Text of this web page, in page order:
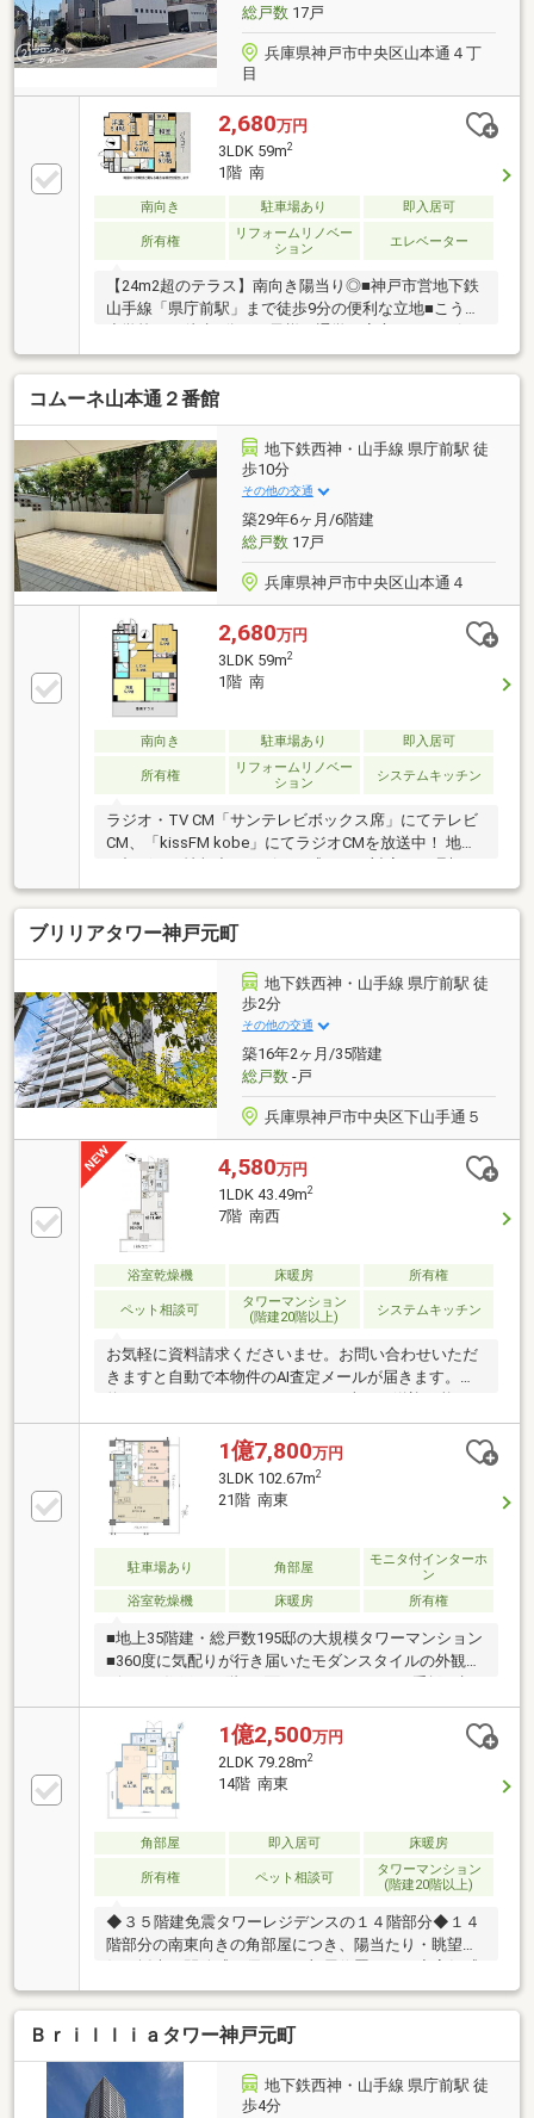
総戸数17戸
兵庫県神戸市中央区山本通４丁
目
2,680万円
3LDK 59m2
1階 南
南向き 駐車場あり 即入居可
所有権
リフォームリノベー
ション
エレベーター
【24m2超のテラス】南向き陽当り◎■神戸市営地下鉄
山手線「県庁前駅」まで徒歩9分の便利な立地■こうべ
線利用可能でお出かけや通勤に助かります
コムーネ山本通２番館
地下鉄西神・山手線 県庁前駅 徒
歩10分
その他の交通
築29年6ヶ月/6階建
総戸数17戸
兵庫県神戸市中央区山本通４
2,680万円
3LDK 59m2
1階 南
南向き 駐車場あり 即入居可
所有権
リフォームリノベー
ション
システムキッチン
ラジオ・TV CM「サンテレビボックス席」にてテレビ
CM、「kissFM kobe」にてラジオCMを放送中！ 地域
住まい探しをサポート致します♪
ブリリアタワー神戸元町
地下鉄西神・山手線 県庁前駅 徒
歩2分
その他の交通
築16年2ヶ月/35階建
総戸数-戸
兵庫県神戸市中央区下山手通５
4,580万円
1LDK 43.49m2
7階 南西
浴室乾燥機 床暖房 所有権
ペット相談可
タワーマンション
(階建20階以上)
システムキッチン
お気軽に資料請求くださいませ。お問い合わせいただ
きますと自動で本物件のAI査定メールが届きます。予
す！ご相談ください。＜POINT＞・地下鉄「県庁前」
駅徒歩２分、ＪＲ「元町」駅も徒歩７分で複数路線利
用可能です・３５階建タワーマンションの７階部分、
南西向きで採光・通風良好な１ＬＤＫです・スカイラ
ウンジやゲストルームなど、タワーマンションならで
はの共用施設が充実・床暖房やディスポーザー、ゴミ
ドラムなど、快適な都市生活を支える設備が揃います
1億7,800万円
3LDK 102.67m2
21階 南東
駐車場あり 角部屋
モニタ付インターホ
ン
浴室乾燥機
床暖房 所有権
■地上35階建・総戸数195邸の大規模タワーマンション
■360度に気配りが行き届いたモダンスタイルの外観デ
界を開き、豊かな景色を愉しめます 神戸の街並みや
花火等、贅沢な眺望が魅力です(天候による)■2面バル
コニーに面したLDKは広々約29.8帖 採光面積が広
く、陽当り＆通風良好■共用部はカッシーナ・イクス
シーデザインの上質な空間■コンシェルジュサービス
有、24時間ゴミ出し可能■ゲストルーム(21階・22
階)、スカイラウンジ(22階)等多彩な共用施設有■周辺
環境 ライフ下山手店 約470m 神戸市立こうべ小学
校 約370m
1億2,500万円
2LDK 79.28m2
14階 南東
角部屋 即入居可 床暖房
所有権 ペット相談可
タワーマンション
(階建20階以上)
◆３５階建免震タワーレジデンスの１４階部分◆１４
階部分の南東向きの角部屋につき、陽当たり・眺望良
のあるホテルライクな内廊下仕様◆24時間ゴミ出し可
能（1階ゴミドラム）◆ペット飼育可（管理規約等に
よる制限あり）◆コンシェルジュサービスあり【令和
8年7月室内リフォーム完成済み】システムキッチン交
換(食器洗い乾燥機付き）キッチンディスポーザー交換
ユニットバス交換(浴室換気乾燥機付)全室フローリン
Ｂｒｉｌｌｉａタワー神戸元町
地下鉄西神・山手線 県庁前駅 徒
歩4分